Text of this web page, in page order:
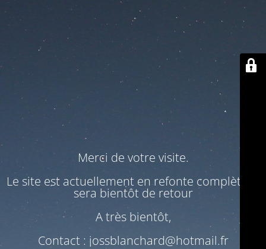
Merci de votre visite.
Le site est actuellement en refonte complète. Il
sera bientôt de retour
A très bientôt,
Contact : jossblanchard@hotmail.fr